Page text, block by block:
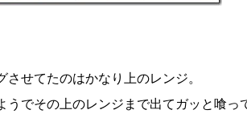
せてたのはかなり上のレンジ。
でその上のレンジまで出てガッと喰っ